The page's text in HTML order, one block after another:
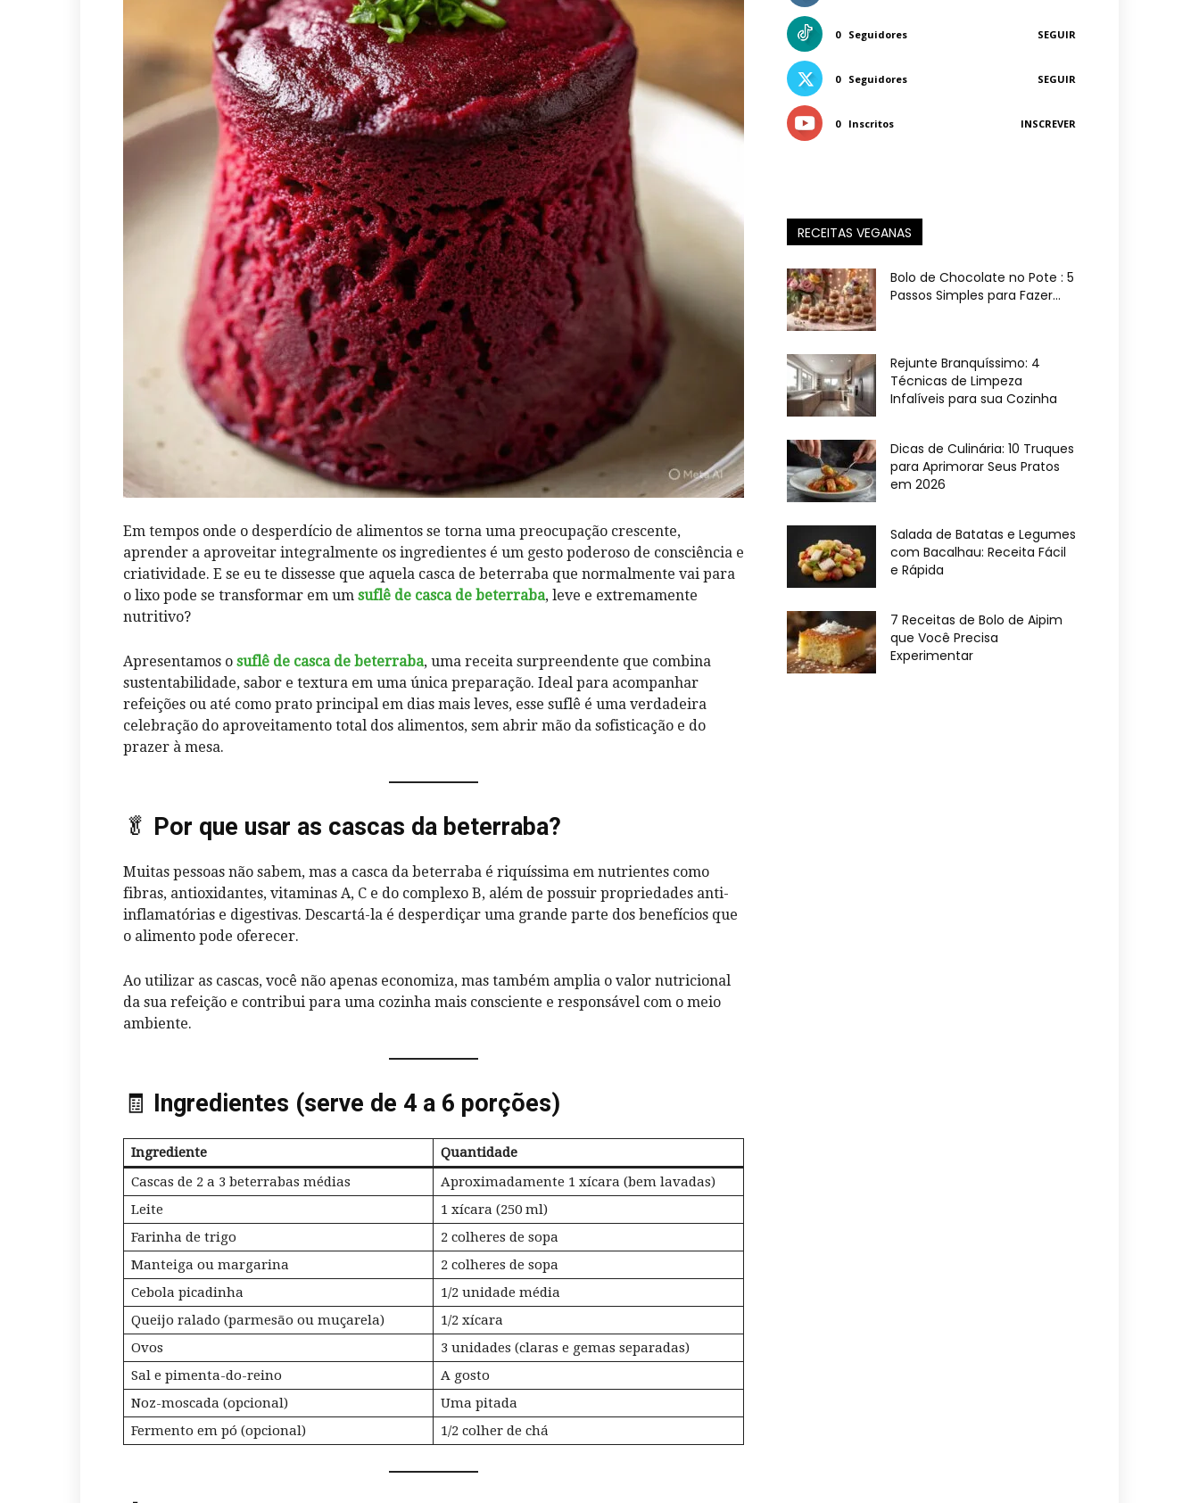
Dicas
Em tempos onde o desperdício de alimentos se torna uma preocupação crescente,
aprender a aproveitar integralmente os ingredientes é um gesto poderoso de consciência e
criatividade. E se eu te dissesse que aquela casca de beterraba que normalmente vai para
o lixo pode se transformar em um suflê de casca de beterraba, leve e extremamente
nutritivo?
Apresentamos o suflê de casca de beterraba, uma receita surpreendente que combina
sustentabilidade, sabor e textura em uma única preparação. Ideal para acompanhar
refeições ou até como prato principal em dias mais leves, esse suflê é uma verdadeira
celebração do aproveitamento total dos alimentos, sem abrir mão da sofisticação e do
prazer à mesa.
🥬 Por que usar as cascas da beterraba?
Muitas pessoas não sabem, mas a casca da beterraba é riquíssima em nutrientes como
fibras, antioxidantes, vitaminas A, C e do complexo B, além de possuir propriedades anti-
inflamatórias e digestivas. Descartá-la é desperdiçar uma grande parte dos benefícios que
o alimento pode oferecer.
Ao utilizar as cascas, você não apenas economiza, mas também amplia o valor nutricional
da sua refeição e contribui para uma cozinha mais consciente e responsável com o meio
ambiente.
🧾 Ingredientes (serve de 4 a 6 porções)
Ingrediente
Quantidade
Cascas de 2 a 3 beterrabas médias
Aproximadamente 1 xícara (bem lavadas)
Leite
1 xícara (250 ml)
Farinha de trigo
2 colheres de sopa
Manteiga ou margarina
2 colheres de sopa
Cebola picadinha
1/2 unidade média
Queijo ralado (parmesão ou muçarela)
1/2 xícara
Ovos
3 unidades (claras e gemas separadas)
Sal e pimenta-do-reino
A gosto
Noz-moscada (opcional)
Uma pitada
Fermento em pó (opcional)
1/2 colher de chá
0 Seguidores SEGUIR
0 Seguidores SEGUIR
0 Inscritos INSCREVER
RECEITAS VEGANAS
Bolo de Chocolate no Pote : 5
Passos Simples para Fazer...
Rejunte Branquíssimo: 4
Técnicas de Limpeza
Infalíveis para sua Cozinha
Dicas de Culinária: 10 Truques
para Aprimorar Seus Pratos
em 2026
Salada de Batatas e Legumes
com Bacalhau: Receita Fácil
e Rápida
7 Receitas de Bolo de Aipim
que Você Precisa
Experimentar